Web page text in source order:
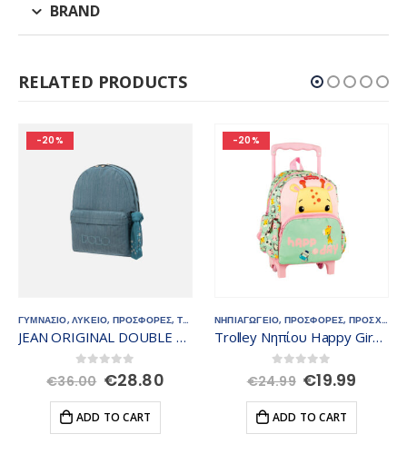
BRAND
RELATED PRODUCTS
-20%
ΓΥΜΝΑΣΙΟ,ΛΥΚΕΙΟ, ΠΡΟΣΦΟΡΕΣ, ΤΣΑΝΤΕΣ - ΣΑΚΙΔΙΑ
JEAN ORIGINAL DOUBLE ΣΑΚΙΔΙΟ 901235-5500
out of 5
€36.00 Original
was:
€36.00.
€28.80Current
ADD TO CART
-20%
ΝΗΠΙΑΓΩΓΕΙΟ, ΠΡΟΣΦΟΡΕΣ, ΠΡΟΣΧΟΛΙΚΗΣ
Trolley Νηπίου Happy Giraffe Fisher Price
out of 5
€24.99 Original
was:
€24.99.
€19.99
ADD TO CART